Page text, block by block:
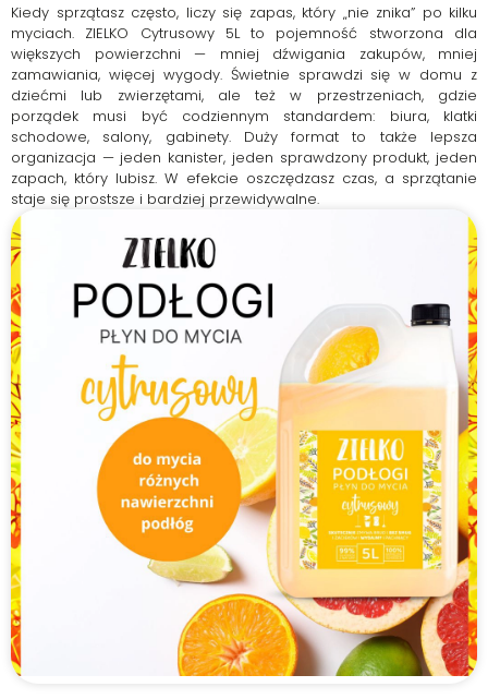
Kiedy sprzątasz często, liczy się zapas, który „nie znika” po kilku
myciach. ZIELKO Cytrusowy 5L to pojemność stworzona dla
większych powierzchni — mniej dźwigania zakupów, mniej
zamawiania, więcej wygody. Świetnie sprawdzi się w domu z
dziećmi lub zwierzętami, ale też w przestrzeniach, gdzie
porządek musi być codziennym standardem: biura, klatki
schodowe, salony, gabinety. Duży format to także lepsza
organizacja — jeden kanister, jeden sprawdzony produkt, jeden
zapach, który lubisz. W efekcie oszczędzasz czas, a sprzątanie
staje się prostsze i bardziej przewidywalne.